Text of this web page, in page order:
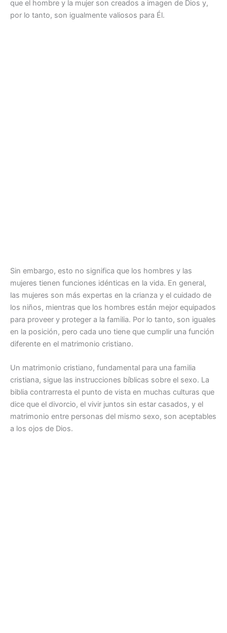
que el hombre y la mujer son creados a imagen de Dios y,
por lo tanto, son igualmente valiosos para Él.
Sin embargo, esto no significa que los hombres y las
mujeres tienen funciones idénticas en la vida. En general,
las mujeres son más expertas en la crianza y el cuidado de
los niños, mientras que los hombres están mejor equipados
para proveer y proteger a la familia. Por lo tanto, son iguales
en la posición, pero cada uno tiene que cumplir una función
diferente en el matrimonio cristiano.
Un matrimonio cristiano, fundamental para una familia
cristiana, sigue las instrucciones bíblicas sobre el sexo. La
biblia contrarresta el punto de vista en muchas culturas que
dice que el divorcio, el vivir juntos sin estar casados, y el
matrimonio entre personas del mismo sexo, son aceptables
a los ojos de Dios.